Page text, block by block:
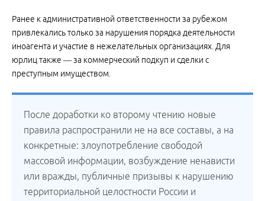
Ранее к административной ответственности за рубежом
привлекались только за нарушения порядка деятельности
иноагента и участие в нежелательных организациях. Для
юрлиц также — за коммерческий подкуп и сделки с
преступным имуществом.
После доработки ко второму чтению новые
правила распространили не на все составы, а на
конкретные: злоупотребление свободой
массовой информации, возбуждение ненависти
или вражды, публичные призывы к нарушению
территориальной целостности России и